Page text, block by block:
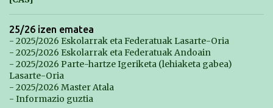
25/26 izen ematea
- 2025/2026 Eskolarrak eta Federatuak Lasarte-Oria
- 2025/2026 Eskolarrak eta Federatuak Andoain
- 2025/2026 Parte-hartze Igeriketa (lehiaketa gabea)
Lasarte-Oria
- 2025/2026 Master Atala
- Informazio guztia